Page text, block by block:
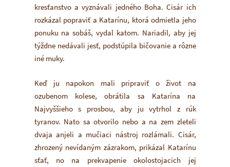
kresťanstvo a vyznávali jedného Boha. Cisár ich
rozkázal popraviť a Katarínu, ktorá odmietla jeho
ponuku na sobáš, vydal katom. Nariadil, aby jej
týždne nedávali jesť, podstúpila bičovanie a rôzne
iné muky.
Keď ju napokon mali pripraviť o život na
ozubenom kolese, obrátila sa Katarína na
Najvyššieho s prosbou, aby ju vytrhol z rúk
tyranov. Nato sa otvorilo nebo a na zem zleteli
dvaja anjeli a mučiaci nástroj rozlámali. Cisár,
zhrozený nevídaným zázrakom, prikázal Katarínu
sťať, no na prekvapenie okolostojacich jej